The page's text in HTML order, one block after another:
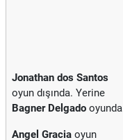
Jonathan dos Santos
oyun dışında. Yerine
Bagner Delgado
Angel Gracia oyun